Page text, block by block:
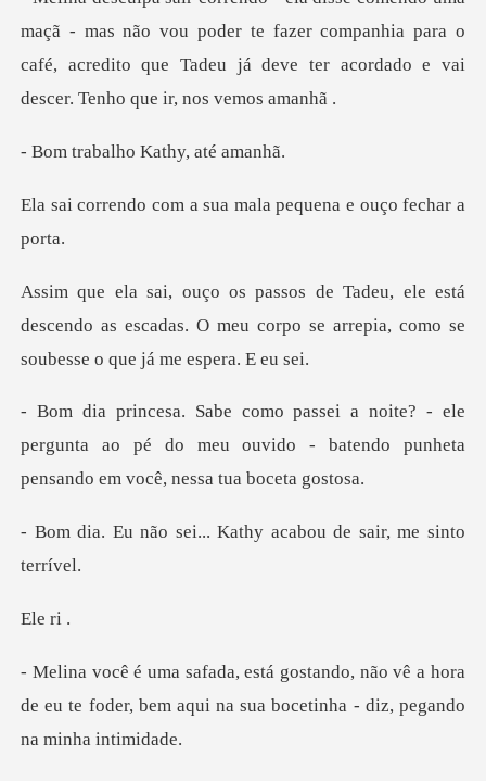
não vou poder te fazer companhia para o
café, acredito que Tadeu
lho Kathy,
a sua mala pequena
está
descendo as escadas. O meu corpo se arrepia
ele
pergunta ao pé do meu ouvido - batendo pun
... Kathy acabou de s
e
ão vê a hora
de eu te foder, bem aqui na sua